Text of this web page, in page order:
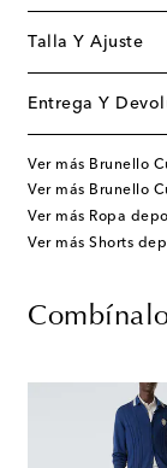
Talla Y Ajuste
Entrega Y
Ver más Brunello
Ver más Brunello
Ver más Ropa
Ver más Shorts